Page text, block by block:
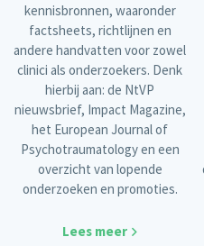
kennisbronnen, waaronder
factsheets, richtlijnen en
andere handvatten voor zowel
clinici als onderzoekers. Denk
hierbij aan: de NtVP
nieuwsbrief, Impact Magazine,
het European Journal of
Psychotraumatology en een
overzicht van lopende
onderzoeken en promoties.
Lees meer